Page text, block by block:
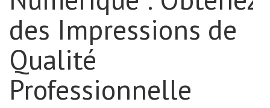
des Impressions de
Qualité
Professionnelle